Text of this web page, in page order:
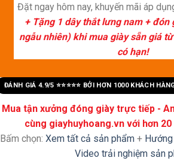
Đặt ngay hôm nay, khuyến mãi áp
+ Tặng 1 dây thắt lưng nam + đón
ngẫu nhiên) khi mua giày sẵn giá
có hạn!
ĐÁNH GIÁ 4.9/5 ⭐⭐⭐⭐⭐ BỞI HƠN 1000 KHÁCH
Mua tận xưởng đóng giày trực tiếp -
cùng giayhuyhoang.vn với hơn
Bấm chọn: Xem tất cả sản phẩm+
Video trải nghiệm sản